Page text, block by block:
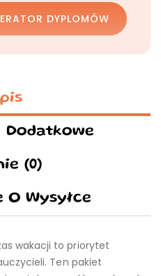
DYPLOMÓW
Dodatkowe
(0)
Wysyłce
wakacji to priorytet
Ten pakiet